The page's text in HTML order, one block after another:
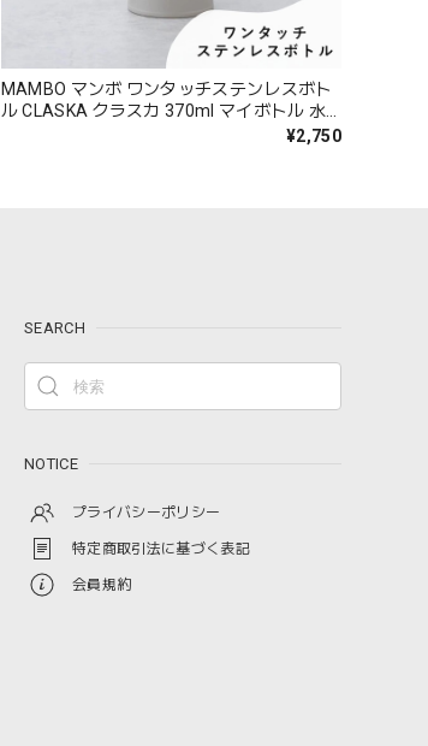
MAMBO マンボ ワンタッチステンレスボト
ル CLASKA クラスカ 370ml マイボトル 水
筒 軽量 保温 保冷 広口 かわいい 塩川いづみ
¥2,750
SEARCH
NOTICE
プライバシーポリシー
特定商取引法に基づく表記
会員規約